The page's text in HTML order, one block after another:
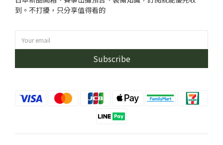
到。不打擾，只分享值得看的
Subscribe